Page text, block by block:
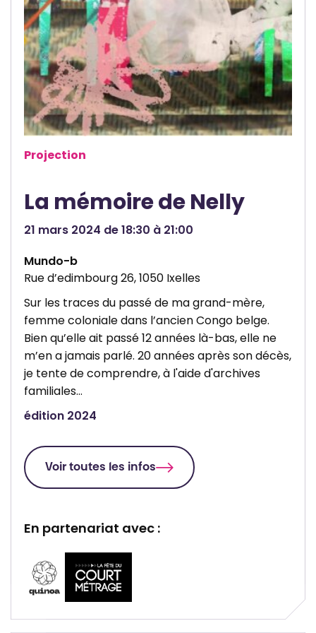
a
s
b
l
Projection
La mémoire de Nelly
21 mars 2024 de 18:30 à 21:00
Mundo-b
Rue d’edimbourg 26, 1050 Ixelles
Sur les traces du passé de ma grand-mère,
femme coloniale dans l’ancien Congo belge.
Bien qu’elle ait passé 12 années là-bas, elle ne
m’en a jamais parlé. 20 années après son décès,
je tente de comprendre, à l'aide d'archives
familiales…
édition 2024
Voir toutes les infos
En partenariat avec :
t
r
t